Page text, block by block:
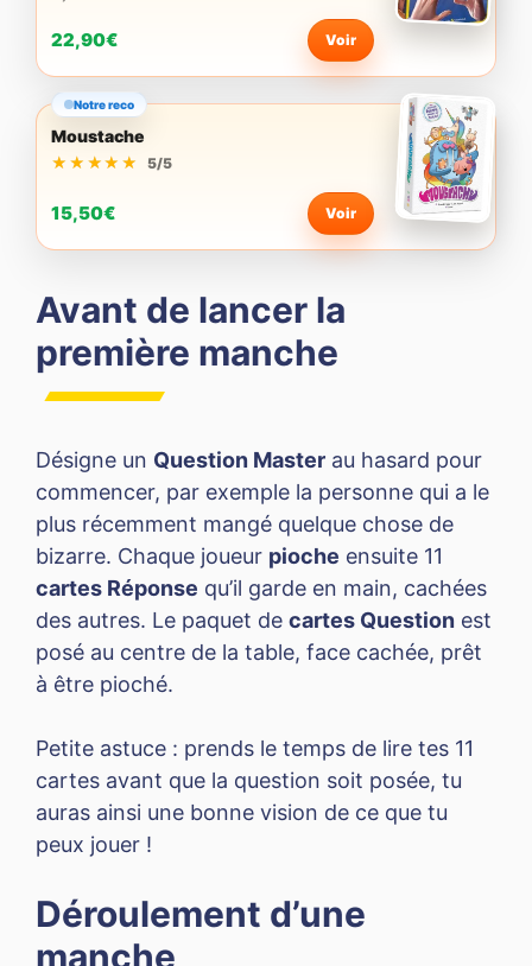
22,90€ Voir
Notre reco
Moustache
★★★★★
★★★★★ 5/5
15,50€ Voir
Avant de lancer la
première manche
Désigne un Question Master au hasard pour
commencer, par exemple la personne qui a le
plus récemment mangé quelque chose de
bizarre. Chaque joueur pioche ensuite 11
cartes Réponse qu’il garde en main, cachées
des autres. Le paquet de cartes Question est
posé au centre de la table, face cachée, prêt
à être pioché.
Petite astuce : prends le temps de lire tes 11
cartes avant que la question soit posée, tu
auras ainsi une bonne vision de ce que tu
peux jouer !
Déroulement d’une
manche